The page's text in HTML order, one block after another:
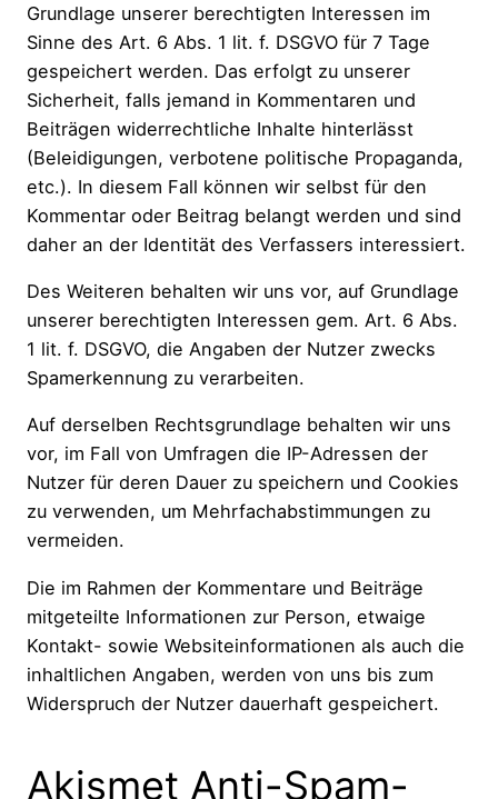
Grundlage unserer berechtigten Interessen im
Sinne des Art. 6 Abs. 1 lit. f. DSGVO für 7 Tage
gespeichert werden. Das erfolgt zu unserer
Sicherheit, falls jemand in Kommentaren und
Beiträgen widerrechtliche Inhalte hinterlässt
(Beleidigungen, verbotene politische Propaganda,
etc.). In diesem Fall können wir selbst für den
Kommentar oder Beitrag belangt werden und sind
daher an der Identität des Verfassers interessiert.
Des Weiteren behalten wir uns vor, auf Grundlage
unserer berechtigten Interessen gem. Art. 6 Abs.
1 lit. f. DSGVO, die Angaben der Nutzer zwecks
Spamerkennung zu verarbeiten.
Auf derselben Rechtsgrundlage behalten wir uns
vor, im Fall von Umfragen die IP-Adressen der
Nutzer für deren Dauer zu speichern und Cookies
zu verwenden, um Mehrfachabstimmungen zu
vermeiden.
Die im Rahmen der Kommentare und Beiträge
mitgeteilte Informationen zur Person, etwaige
Kontakt- sowie Websiteinformationen als auch die
inhaltlichen Angaben, werden von uns bis zum
Widerspruch der Nutzer dauerhaft gespeichert.
Akismet Anti-Spam-